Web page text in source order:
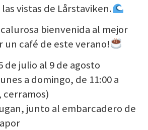
vistas de Lårstaviken.
calurosa bienvenida al mejor
un café de este verano!
de julio al 9 de agosto
a domingo, de 11:00 a
cerramos)
junto al embarcadero de